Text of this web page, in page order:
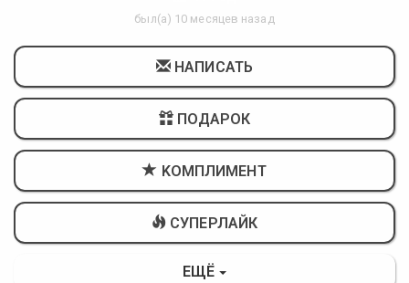
был(а) 10 месяцев назад
НАПИСАТЬ
ПОДАРОК
KОМПЛИМЕНТ
СУПЕРЛАЙК
ЕЩЁ